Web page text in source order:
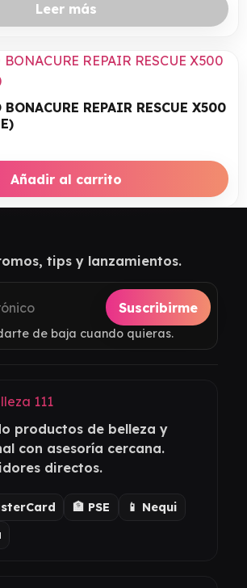
Leer más
REPAIR RESCUE X500
Añadir al carrito
tips y lanzamientos.
Suscribirme
de baja cuando quieras.
productos de belleza y
con asesoría cercana.
directos.
🏦 PSE
📱 Nequi